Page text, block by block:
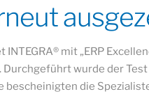
mit „ERP
Durchgeführt wurde der
bescheinigten die